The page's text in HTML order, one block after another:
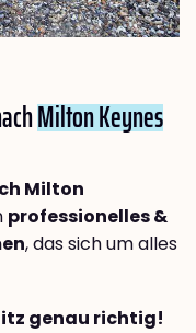
Milton Keynes
Milton
professionelles &
, das sich um alles
genau richtig!